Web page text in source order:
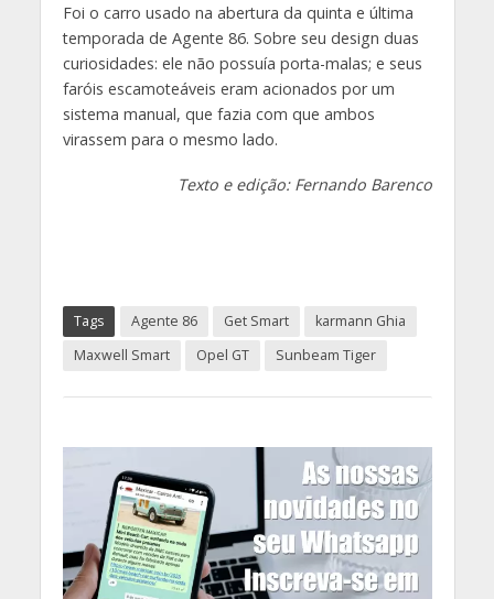
Foi o carro usado na abertura da quinta e última
temporada de Agente 86. Sobre seu design duas
curiosidades: ele não possuía porta-malas; e seus
faróis escamoteáveis eram acionados por um
sistema manual, que fazia com que ambos
virassem para o mesmo lado.
Texto e edição: Fernando Barenco
Tags Agente 86 Get Smart
karmann Ghia
Maxwell Smart
Opel GT Sunbeam Tiger